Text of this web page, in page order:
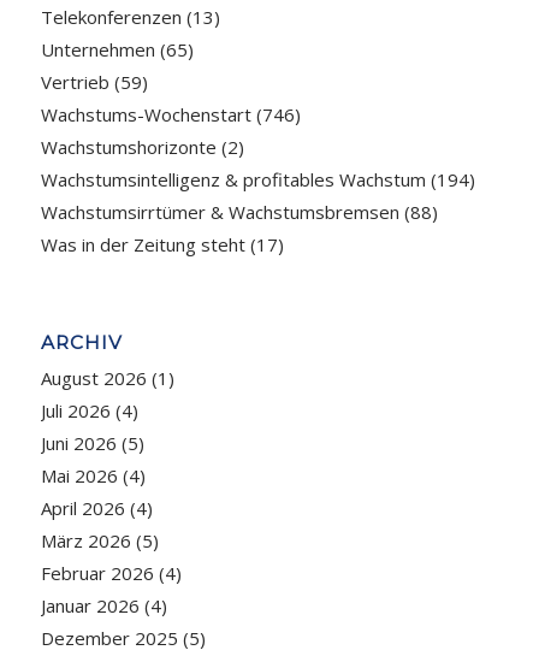
Telekonferenzen (13)
Unternehmen (65)
Vertrieb (59)
Wachstums-Wochenstart(746)
Wachstumshorizonte (2)
Wachstumsintelligenz & profitables Wachstum (194)
Wachstumsirrtümer & Wachstumsbremsen (88)
Was in der Zeitung steht(17)
ARCHIV
August 2026 (1)
Juli 2026 (4)
Juni 2026 (5)
Mai 2026 (4)
April 2026 (4)
März 2026 (5)
Februar 2026 (4)
Januar 2026 (4)
Dezember 2025 (5)